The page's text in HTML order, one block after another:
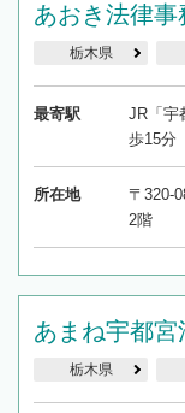
あおき法律事
栃木県
最寄駅
JR「宇
歩15分
所在地
〒320-
2階
あまね宇都
栃木県